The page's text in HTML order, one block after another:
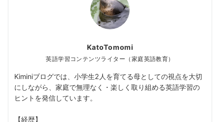
KatoTomomi
英語学習コンテンツライター（家庭英語教育）
Kiminiブログでは、小学生2人を育てる母としての視点を大切
にしながら、家庭で無理なく・楽しく取り組める英語学習の
ヒントを発信しています。
【経歴】